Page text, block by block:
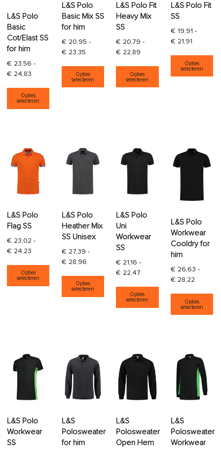
L&S Polo
Basic
Cot/Elast SS
for him
€ 23,56 -
€ 24,83 Prijsklasse: € 23,56 tot € 24,83
Opties
selecteren
Dit product heeft meerdere variaties. Deze optie
L&S Polo
Basic Mix SS
for him
€ 20,95 -
€ 23,35Prijsklasse: € 20,95 tot € 23,35
Opties
selecteren
Dit product heeft meerdere
L&S Polo Fit
Heavy Mix
SS
€ 20,79 -
€ 22,89
Opties
selecteren
Dit product heeft
L&S Polo Fit
SS
€ 19,91 -
€ 21,91
Opties
selecteren
L&S Polo
Flag SS
€ 23,02 -
€ 24,23 Prijsklasse: € 23,02 tot € 24,23
Opties
selecteren
Dit product heeft meerdere variaties. Deze optie
L&S Polo
Heather Mix
SS Unisex
€ 27,39 -
€ 28,96Prijsklasse: € 27,39 tot € 28,96
Opties
selecteren
Dit product heeft meerdere
L&S Polo
Uni
Workwear
SS
€ 21,16 -
€ 22,47 Prijsklasse: € 21,16 tot €
Opties
selecteren
Dit product heeft
L&S Polo
Workwear
Cooldry for
him
€ 26,63 -
€ 28,22
Opties
selecteren
L&S Polo
Workwear
SS
L&S
Polosweater
for him
L&S
Polosweater
Open Hem
L&S
Polosweater
Workwear